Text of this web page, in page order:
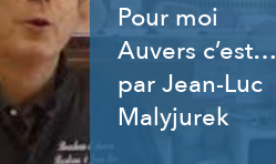
Pour moi
Auvers c’est…
par Jean-Luc
Malyjurek